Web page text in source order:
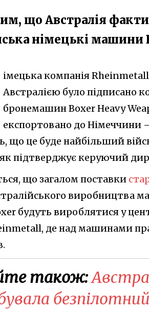
що Австралія
німецькі машини
імецька компанія
Австралією було підписано
бронемашин Boxer Heavy
експортовано до Німеччини
що це буде найбільший
підтверджує керуючий
що загалом поставки
виробництва
будуть вироблятися у
де над машинами
також: